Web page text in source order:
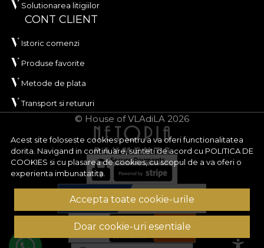
Acest site foloseste cookies pentru a va oferi functionalitatea
dorita. Navigand in continuare, sunteti de acord cu POLITICA DE
COOKIES si cu plasarea de cookies, cu scopul de a va oferi o
experienta imbunatatita.
Accepta toate cookie-urile
Doar cookie-uri esentiale
Solutionarea litigiilor
CONT CLIENT
Istoric comenzi
Produse favorite
Metode de plata
Transport si retururi
© House of VLAdiLA 2026